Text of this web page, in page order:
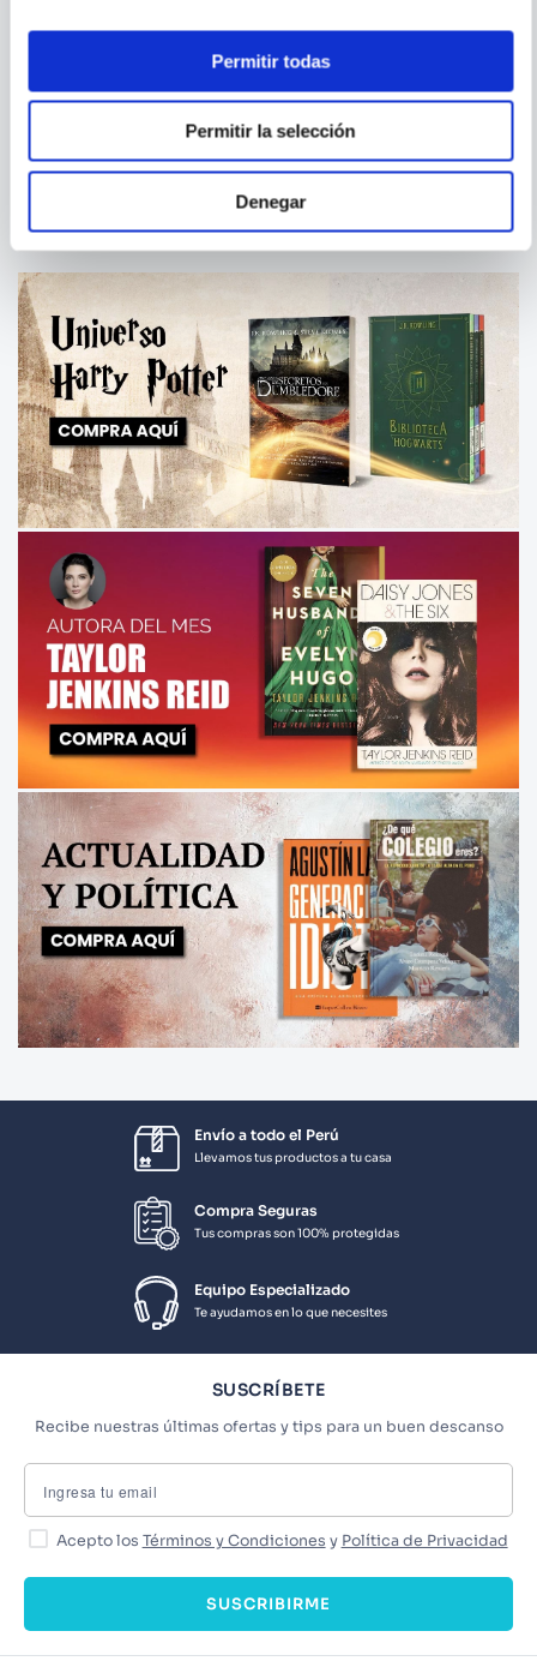
Permitir todas
Permitir la selección
Denegar
EL DIABLO EN EL CUERPO DOS OLAS
Envío a todo el Perú
Llevamos tus productos a tu casa
Compra Seguras
Tus compras son 100% protegidas
Equipo Especializado
Te ayudamos en lo que necesites
SUSCRÍBETE
Recibe nuestras últimas ofertas y tips para un buen descanso
Acepto los Términos y Condiciones y Política de Privacidad
SUSCRIBIRME